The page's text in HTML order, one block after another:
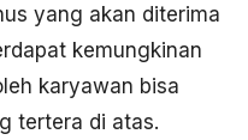
yang akan diterima
kemungkinan
karyawan bisa
tertera di atas.